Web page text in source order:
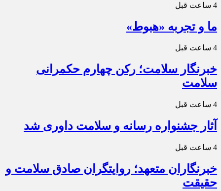
4 ساعت قبل
ما و تجربه «هبوط»
4 ساعت قبل
خبرنگار سلامت؛ رکن چهارم حکمرانی
سلامت
4 ساعت قبل
آثار جشنواره رسانه و سلامت داوری شد
4 ساعت قبل
خبرنگاران متعهد؛ روایتگران صادق سلامت و
حقیقت